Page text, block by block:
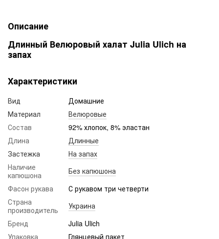
Описание
Длинный Велюровый халат Julia Ulich на
запах
Характеристики
Вид
Домашние
Материал
Велюровые
Состав
92% хлопок, 8% эластан
Длина
Длинные
Застежка
На запах
Наличие
капюшона
Без капюшона
Фасон рукава
С рукавом три четверти
Страна
производитель
Украина
Бренд
Julia Ulich
Упаковка
Глянцевый пакет